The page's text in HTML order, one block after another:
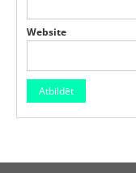
Website